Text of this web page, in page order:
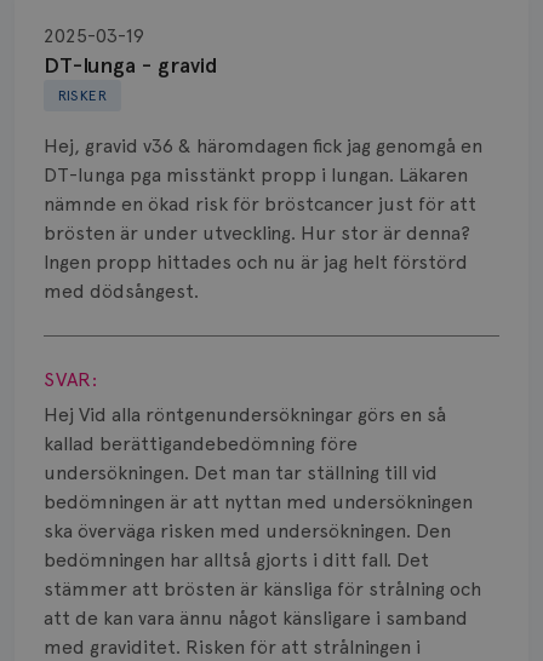
RISKER
DT-lunga - gravid
2025-03-19
Hej, gravid v36 & häromdagen fick jag genomgå en
DT-lunga pga misstänkt propp i lungan. Läkaren
nämnde en ökad risk för bröstcancer just för att
brösten är under utveckling. Hur stor är denna?
Ingen propp hittades och nu är jag helt förstörd
med dödsångest.
Visa svar
SVAR:
Hej Vid alla röntgenundersökningar görs en så
kallad berättigandebedömning före
undersökningen. Det man tar ställning till vid
bedömningen är att nyttan med undersökningen
ska överväga risken med undersökningen. Den
bedömningen har alltså gjorts i ditt fall. Det
stämmer att brösten är känsliga för strålning och
att de kan vara ännu något känsligare i samband
med graviditet. Risken för att strålningen i
Biopsi
Biverkningar
Bröstvårta
Knöl
Läkemedel
Smärta
Prognos
Risker
Spridd bröstcancer
Strålning
Vätska